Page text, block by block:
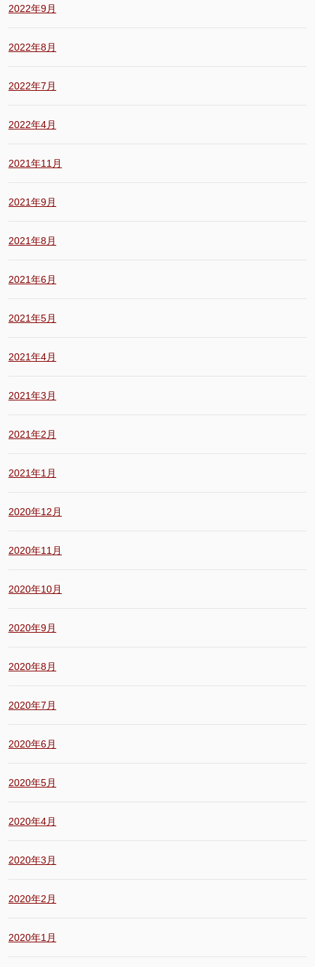
2022年9月
2022年8月
2022年7月
2022年4月
2021年11月
2021年9月
2021年8月
2021年6月
2021年5月
2021年4月
2021年3月
2021年2月
2021年1月
2020年12月
2020年11月
2020年10月
2020年9月
2020年8月
2020年7月
2020年6月
2020年5月
2020年4月
2020年3月
2020年2月
2020年1月